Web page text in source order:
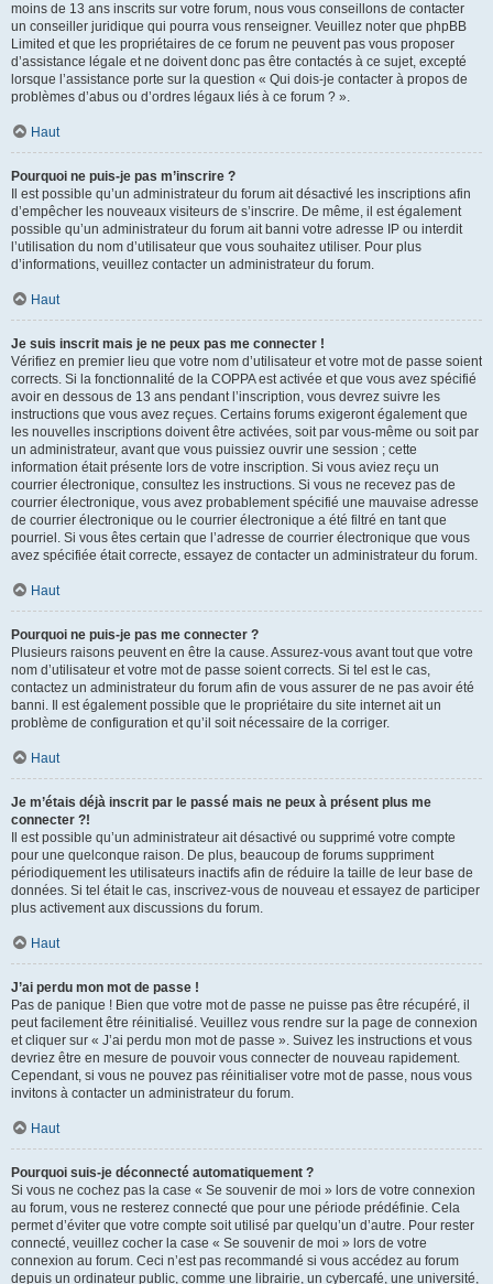
moins de 13 ans inscrits sur votre forum, nous vous conseillons de contacter
un conseiller juridique qui pourra vous renseigner. Veuillez noter que phpBB
Limited et que les propriétaires de ce forum ne peuvent pas vous proposer
d’assistance légale et ne doivent donc pas être contactés à ce sujet, excepté
lorsque l’assistance porte sur la question « Qui dois-je contacter à propos de
problèmes d’abus ou d’ordres légaux liés à ce forum ? ».
Haut
Pourquoi ne puis-je pas m’inscrire ?
Il est possible qu’un administrateur du forum ait désactivé les inscriptions afin
d’empêcher les nouveaux visiteurs de s’inscrire. De même, il est également
possible qu’un administrateur du forum ait banni votre adresse IP ou interdit
l’utilisation du nom d’utilisateur que vous souhaitez utiliser. Pour plus
d’informations, veuillez contacter un administrateur du forum.
Haut
Je suis inscrit mais je ne peux pas me connecter !
Vérifiez en premier lieu que votre nom d’utilisateur et votre mot de passe soient
corrects. Si la fonctionnalité de la COPPA est activée et que vous avez spécifié
avoir en dessous de 13 ans pendant l’inscription, vous devrez suivre les
instructions que vous avez reçues. Certains forums exigeront également que
les nouvelles inscriptions doivent être activées, soit par vous-même ou soit par
un administrateur, avant que vous puissiez ouvrir une session ; cette
information était présente lors de votre inscription. Si vous aviez reçu un
courrier électronique, consultez les instructions. Si vous ne recevez pas de
courrier électronique, vous avez probablement spécifié une mauvaise adresse
de courrier électronique ou le courrier électronique a été filtré en tant que
pourriel. Si vous êtes certain que l’adresse de courrier électronique que vous
avez spécifiée était correcte, essayez de contacter un administrateur du forum.
Haut
Pourquoi ne puis-je pas me connecter ?
Plusieurs raisons peuvent en être la cause. Assurez-vous avant tout que votre
nom d’utilisateur et votre mot de passe soient corrects. Si tel est le cas,
contactez un administrateur du forum afin de vous assurer de ne pas avoir été
banni. Il est également possible que le propriétaire du site internet ait un
problème de configuration et qu’il soit nécessaire de la corriger.
Haut
Je m’étais déjà inscrit par le passé mais ne peux à présent plus me
connecter ?!
Il est possible qu’un administrateur ait désactivé ou supprimé votre compte
pour une quelconque raison. De plus, beaucoup de forums suppriment
périodiquement les utilisateurs inactifs afin de réduire la taille de leur base de
données. Si tel était le cas, inscrivez-vous de nouveau et essayez de participer
plus activement aux discussions du forum.
Haut
J’ai perdu mon mot de passe !
Pas de panique ! Bien que votre mot de passe ne puisse pas être récupéré, il
peut facilement être réinitialisé. Veuillez vous rendre sur la page de connexion
et cliquer sur « J’ai perdu mon mot de passe ». Suivez les instructions et vous
devriez être en mesure de pouvoir vous connecter de nouveau rapidement.
Cependant, si vous ne pouvez pas réinitialiser votre mot de passe, nous vous
invitons à contacter un administrateur du forum.
Haut
Pourquoi suis-je déconnecté automatiquement ?
Si vous ne cochez pas la case « Se souvenir de moi » lors de votre connexion
au forum, vous ne resterez connecté que pour une période prédéfinie. Cela
permet d’éviter que votre compte soit utilisé par quelqu’un d’autre. Pour rester
connecté, veuillez cocher la case « Se souvenir de moi » lors de votre
connexion au forum. Ceci n’est pas recommandé si vous accédez au forum
depuis un ordinateur public, comme une librairie, un cybercafé, une université,